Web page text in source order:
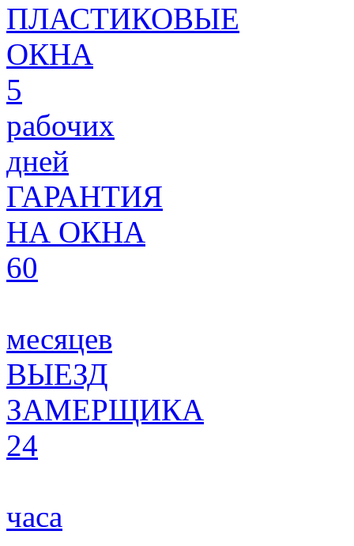
ПЛАСТИКОВЫЕ
ОКНА
5
рабочих
дней
ГАРАНТИЯ
НА ОКНА
60
месяцев
ВЫЕЗД
ЗАМЕРЩИКА
24
часа